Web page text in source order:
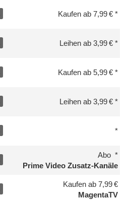
Kaufen ab 7,99 €
Leihen ab 3,99 €
Kaufen ab 5,99 €
Leihen ab 3,99 €
Abo
Prime Video Zusatz-Kanäle
Kaufen ab 7,99 €
MagentaTV